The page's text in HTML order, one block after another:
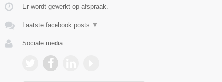
Er wordt gewerkt op afspraak.
Laatste facebook posts ▼
Sociale media: